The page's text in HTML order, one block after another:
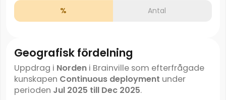
% Antal
Geografisk fördelning
Uppdrag i Nordeni Brainville som efterfrågade
kunskapen Continuous deployment under
perioden Jul 2025 till Dec 2025.